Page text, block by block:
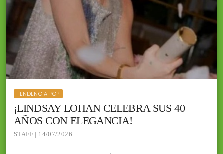
TENDENCIA POP
¡LINDSAY LOHAN CELEBRA SUS 40
AÑOS CON ELEGANCIA!
STAFF | 14/07/2026